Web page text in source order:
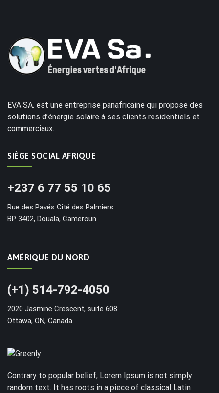
EVA SA. est une entreprise panafricaine qui propose des
solutions d’énergie solaire à ses clients résidentiels et
commerciaux.
SIÈGE SOCIAL AFRIQUE
+237 6 77 55 10 65
Rue des Pavés Cité des Palmiers
BP 3402, Douala, Cameroun
AMÉRIQUE DU NORD
(+1) 514-792-4050
2020 Jasmine Crescent, suite 608
Ottawa, ON, Canada
Contrary to popular belief, Lorem Ipsum is not simply
random text. It has roots in a piece of classical Latin